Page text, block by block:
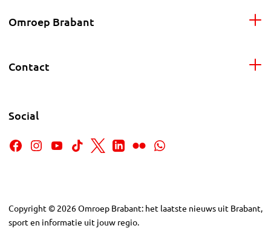
Omroep Brabant
Contact
Social
Copyright © 2026Omroep Brabant: het laatste nieuws uit Brabant,
sport en informatie uit jouw regio.